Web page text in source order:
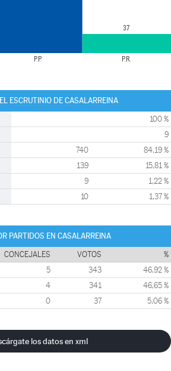
P.P P.R.
37
ESCRUTINIO DE CASALARREINA
100 %
9
740 84,19 %
139 15,81 %
9 1,22 %
10 1,37 %
PARTIDOS EN CASALARREINA
CONCEJALES VOTOS %
5 343 46,92 %
4 341 46,65 %
0 37 5,06 %
los datos en xml